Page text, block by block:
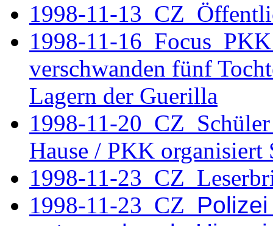
1998-11-13 CZ
1998-11-16 Focus
verschwanden fünf
Lagern der Guerilla
1998-11-20 CZ Schüler
Hause / PKK organisiert
1998-11-
1998-11-23 CZ